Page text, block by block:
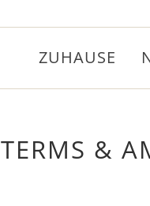
ZUHAUSE
TERMS &